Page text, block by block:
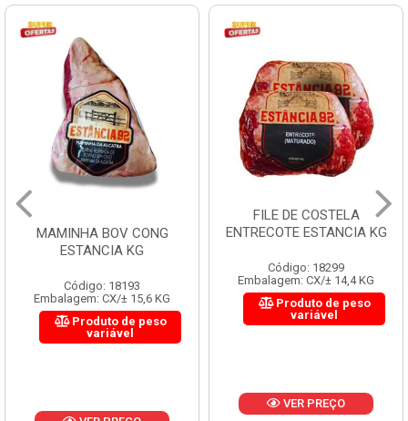
MAMINHA BOV CONG
ESTANCIA KG
Código: 18193
Embalagem: CX/± 15,6 KG
Produto de peso
variável
FILE DE COSTELA
ENTRECOTE ESTANCIA KG
Código: 18299
Embalagem: CX/± 14,4 KG
Produto de peso
variável
VER PREÇO